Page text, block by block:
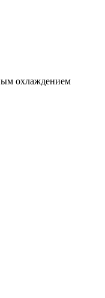
охлаждением